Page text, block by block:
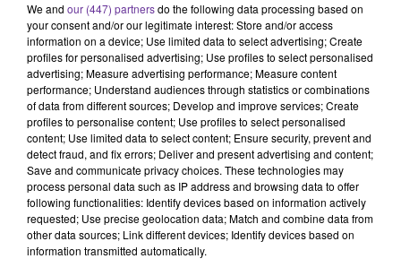
Podcast
JF MIDI PA 13.08.2021
We and our (447) partnersdo the following data processing based on
your consent and/or our legitimate interest: Store and/or access
information on a device; Use limited data to select advertising; Create
profiles for personalised advertising; Use profiles to select personalised
advertising; Measure advertising performance; Measure content
performance; Understand audiences through statistics or combinations
of data from different sources; Develop and improve services; Create
profiles to personalise content; Use profiles to select personalised
content; Use limited data to select content; Ensure security, prevent and
detect fraud, and fix errors; Deliver and present advertising and content;
Save and communicate privacy choices. These technologies may
process personal data such as IP address and browsing data to offer
following functionalities: Identify devices based on information actively
requested; Use precise geolocation data; Match and combine data from
other data sources; Link different devices; Identify devices based on
information transmitted automatically.